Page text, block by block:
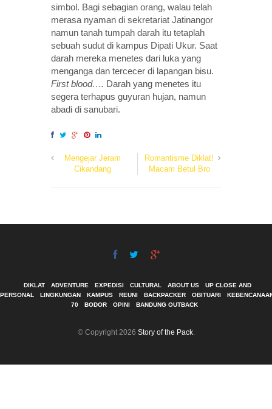
simbol. Bagi sebagian orang, walau telah
merasa nyaman di sekretariat Jatinangor
namun tanah tumpah darah itu tetaplah
sebuah sudut di kampus Dipati Ukur. Saat
darah mereka menetes dari luka yang
menganga dan tercecer di lapangan bisu.
First blood…. Darah yang menetes itu
segera terhapus guyuran hujan, namun
abadi di sanubari.
Mengejar Jeram
Cikandang
Romantisme Diklat!
Macam Betul Bro
DIKLAT ADVENTURE EXPEDISI CULTURAL ABOUT US
UP CLOSE AND
PERSONAL
LINGKUNGAN KAMPUS REUNI BACKPACKER OBITUARI
70
BODOR OPINI BANDUNG OUTBACK
© Copyright 2026 Story of the Pack.